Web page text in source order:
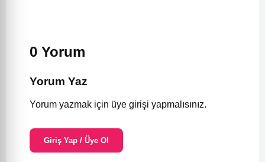
0 Yorum
Yorum Yaz
Yorum yazmak için üye girişi yapmalısınız.
Giriş Yap / Üye Ol